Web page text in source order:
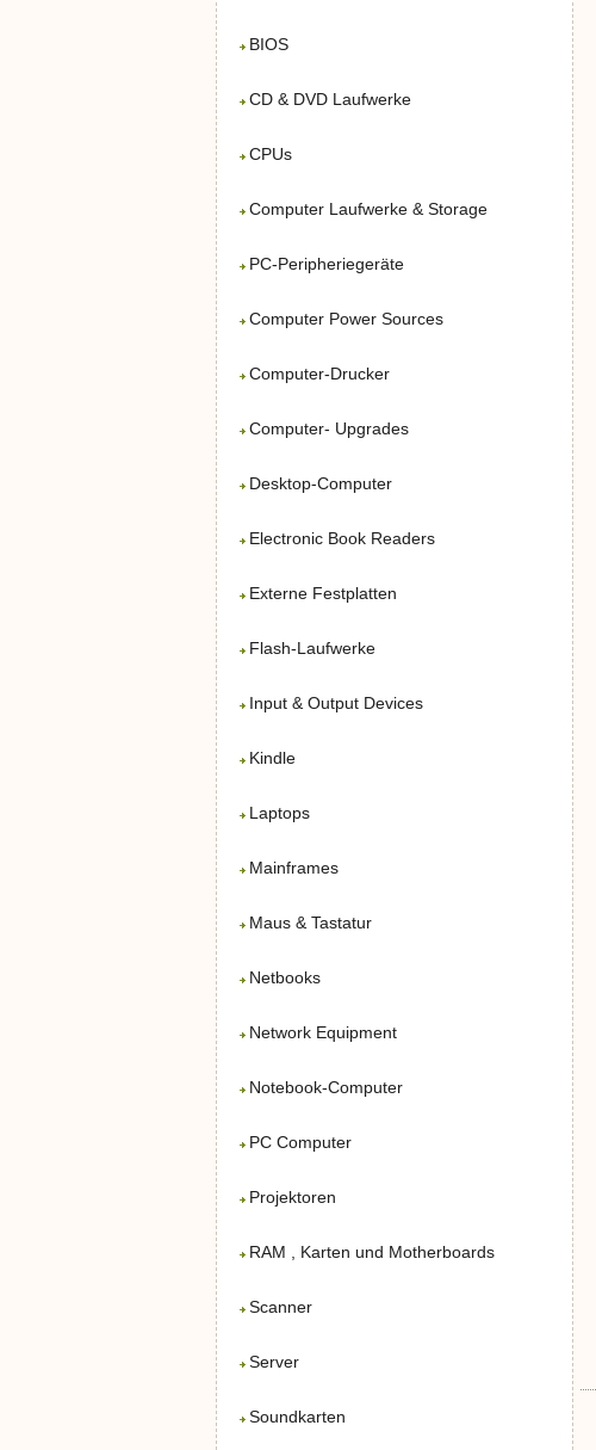
BIOS
CD & DVD Laufwerke
CPUs
Computer Laufwerke & Storage
PC-Peripheriegeräte
Computer Power Sources
Computer-Drucker
Computer- Upgrades
Desktop-Computer
Electronic Book Readers
Externe Festplatten
Flash-Laufwerke
Input & Output Devices
Kindle
Laptops
Mainframes
Maus & Tastatur
Netbooks
Network Equipment
Notebook-Computer
PC Computer
Projektoren
RAM , Karten und Motherboards
Scanner
Server
Soundkarten